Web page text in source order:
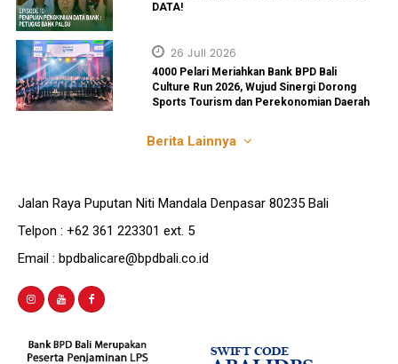
DATA!
26 Juli 2026
4000 Pelari Meriahkan Bank BPD Bali
Culture Run 2026, Wujud Sinergi Dorong
Sports Tourism dan Perekonomian Daerah
Berita Lainnya
Jalan Raya Puputan Niti Mandala Denpasar 80235 Bali
Telpon : +62 361 223301 ext. 5
Email : bpdbalicare@bpdbali.co.id